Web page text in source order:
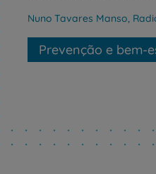
Nuno Tavares Manso,
Prevenção e bem-